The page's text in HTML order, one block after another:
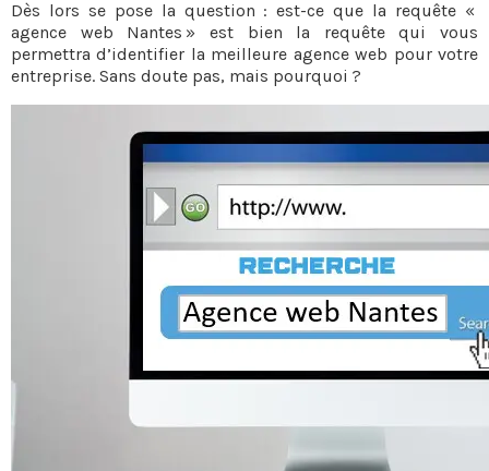
Dès lors se pose la question : est-ce que la requête «
agence web Nantes » est bien la requête qui vous
permettra d’identifier la meilleure agence web pour votre
entreprise. Sans doute pas, mais pourquoi ?